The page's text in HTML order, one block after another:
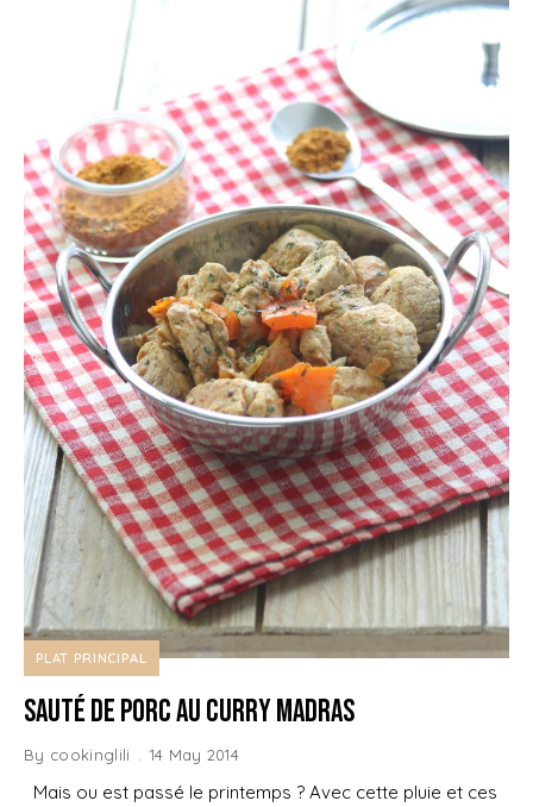
PLAT PRINCIPAL
Sauté de porc au Curry Madras
By cookinglili 14 May 2014
Mais ou est passé le printemps ? Avec cette pluie et ces